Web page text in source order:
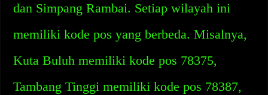
dan Simpang Rambai. Setiap wilayah ini
memiliki kode pos yang berbeda. Misalnya,
Kuta Buluh memiliki kode pos 78375,
Tambang Tinggi memiliki kode pos 78387,